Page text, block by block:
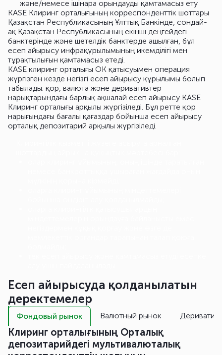
және/немесе ішінара орындауды қамтамасыз ету
KASE Клиринг орталығының корреспонденттік шоттары
Қазақстан Республикасының Ұлттық Банкінде, сондай-
ақ Қазақстан Республикасының екінші деңгейдегі
банктерінде және шетелдік банктерде ашылған, бұл
есеп айырысу инфрақұрылымының икемділігі мен
тұрақтылығын қамтамасыз етеді.
KASE клиринг орталығы ОК қатысуымен операция
жүргізген кезде негізгі есеп айырысу құрылымы болып
табылады: қор, валюта және деривативтер
нарықтарындағы барлық ақшалай есеп айырысу KASE
Клиринг орталығы арқылы жүргізіледі. Бұл ретте қор
нарығындағы бағалы қағаздар бойынша есеп айырысу
орталық депозитарий арқылы жүргізіледі.
Есеп айырысуда қолданылатын
деректемелер
Фондовый рынок Валютный рынок
Клиринг орталығының Орталық
депозитарийдегі мультивалюталық